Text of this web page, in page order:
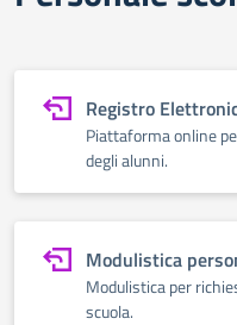
Registro
Piattaforma online
degli alunni.
Modulistica
Modulistica per
scuola.